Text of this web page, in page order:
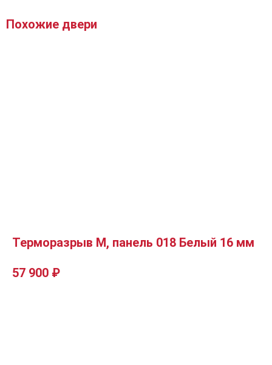
Похожие двери
Терморазрыв М, панель 018 Белый 16 мм
57 900 ₽